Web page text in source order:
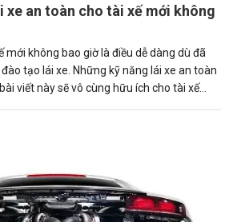
xe an toàn cho tài xế mới không
mới không bao giờ là điều dễ dàng dù đã
tạo lái xe. Những kỹ năng lái xe an toàn
viết này sẽ vô cùng hữu ích cho tài xế